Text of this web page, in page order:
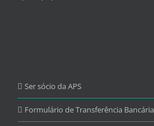
Ser sócio da APS
Formulário de Transferência Bancária